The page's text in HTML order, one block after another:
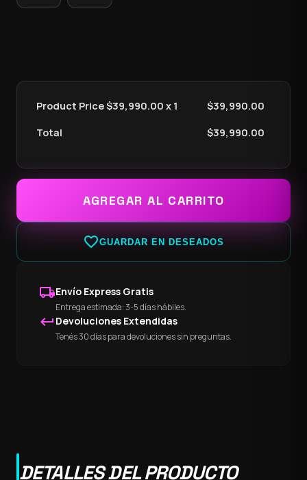
Product Price $39,990.00 x 1 $39,990.00
Total $39,990.00
AGREGAR AL CARRITO
favorite_borderGUARDAR EN DESEADOS
local_shippingEnvío Express Gratis
Entrega estimada: 3-5 días hábiles.
keyboard_return Devoluciones Extendidas
Tenés 30 días para devoluciones sin preguntas.
DETALLES DEL PRODUCTO